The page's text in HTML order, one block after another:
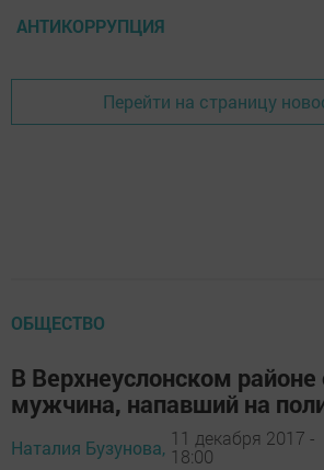
АНТИКОРРУПЦИЯ
Перейти на страницу
ОБЩЕСТВО
В Верхнеуслонском
мужчина, напавший на
Наталия Бузунова, 11 декабря 2017 -
18:00